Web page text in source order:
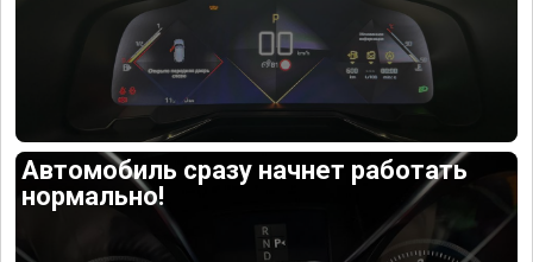
Автомобиль сразу начнет работать
нормально!